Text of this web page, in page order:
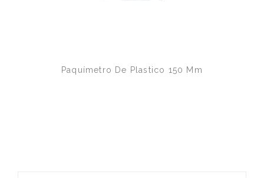
Paquímetro De Plastico 150 Mm